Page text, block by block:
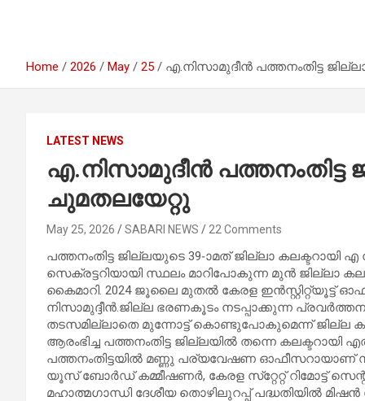
Home 2026 May 25 എ.നിസാമുദീന്‍ പത്തനംതിട്ട
LATEST NEWS
എ.നിസാമുദീന്‍ പത്തനംതിട്ട
ചുമതലയേറ്റു
May 25, 2026 SABARI NEWS 22 Comments
പത്തനംതിട്ട ജില്ലയുടെ 39-ാമത് ജില്ലാ
സെക്രട്ടറിയായി സ്ഥലം മാറിപോകുന്ന മുന്‍ ജില്ലാ
കൈമാറി. 2024 ജൂലൈ മുതല്‍ കേരള ഇന്‍സ്റ്റിറ്റ്യൂട്ട്
നിസാമുദ്ദീൻ.ജില്ല ഭരണകൂടം നടപ്പാക്കുന്ന
തടസമില്ലാതെ മുന്നോട്ട് കൊണ്ടുപോകുമെന്ന് ജില്ല
ആരംഭിച്ച പത്തനംതിട്ട ജില്ലയില്‍ തന്നെ കലക്ടറായി
പത്തനംതിട്ടയില്‍ മണ്ണു പര്യവേഷണ ഓഫീസറായാണ്
യൂസ് ബോര്‍ഡ് കമ്മീഷണര്‍, കേരള സ്‌റ്റേറ്റ് റിമോട്ട്
മഹാത്മഗാന്ധി ദേശീയ തൊഴിലുറപ്പ് പദ്ധതിയില്‍